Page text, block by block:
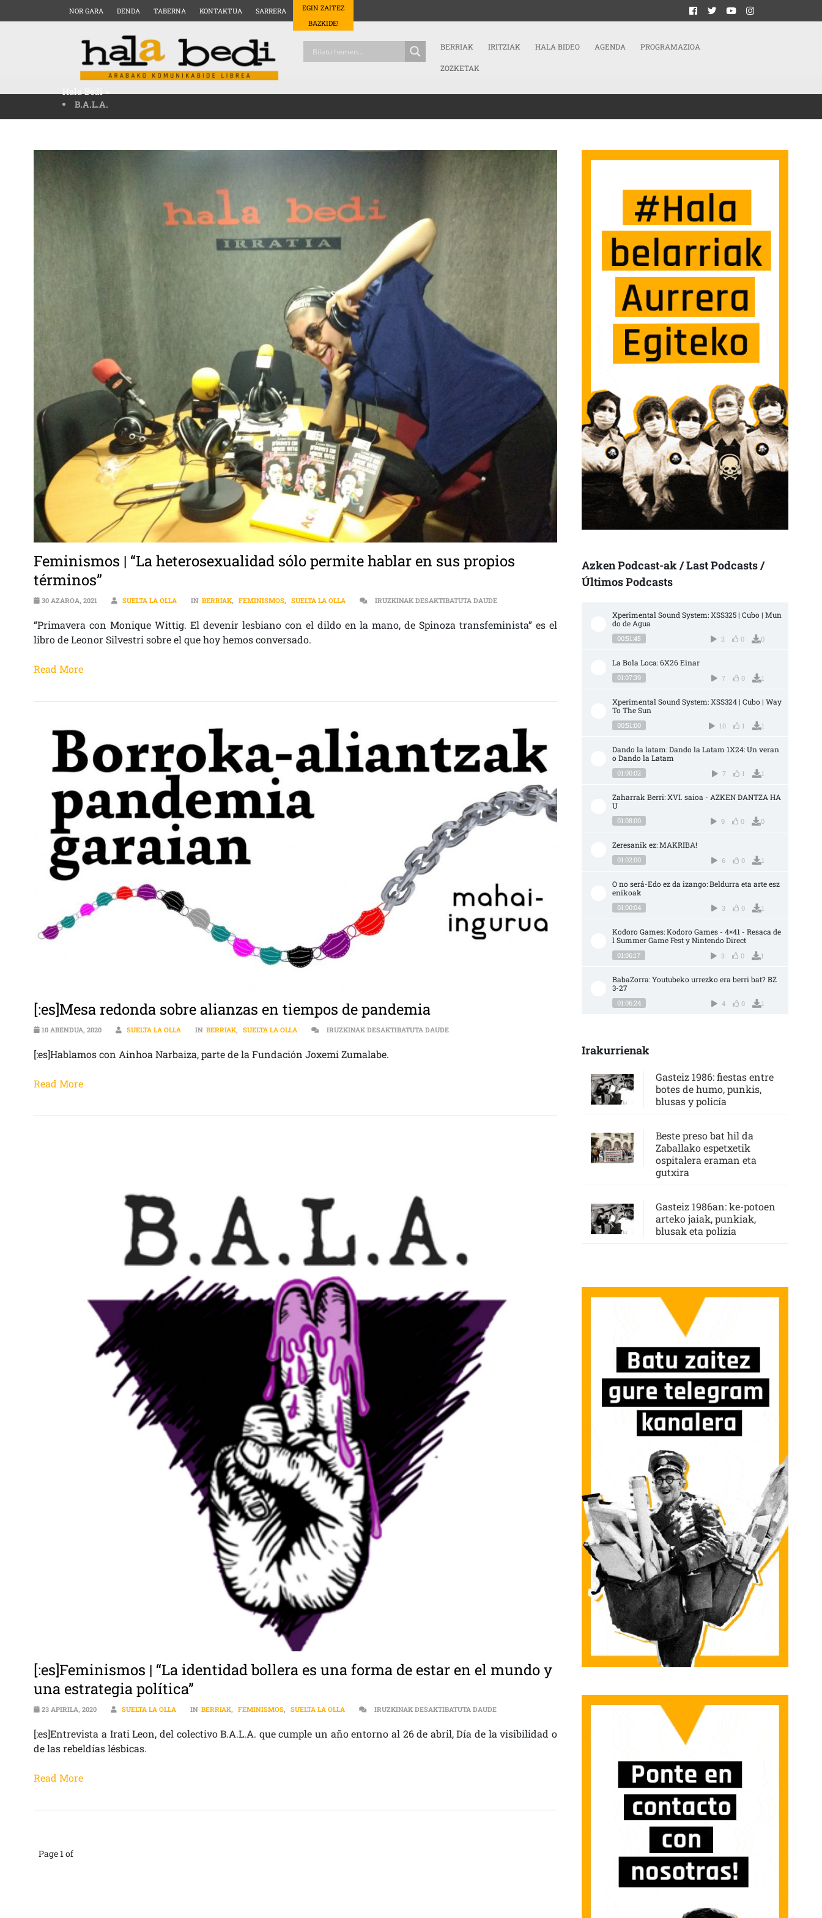
NOR GARA DENDA TABERNA KONTAKTUA SARRERA
EGIN ZAITEZ
BAZKIDE!
BERRIAK IRITZIAK HALA BIDEO AGENDA PROGRAMAZIOA
ZOZKETAK
Hala Bedi>
B.A.L.A.
Feminismos | “La heterosexualidad sólo permite hablar en sus propios
términos”
30 AZAROA, 2021 SUELTA LA OLLA IN BERRIAK, FEMINISMOS, SUELTA LA OLLA IRUZKINAK DESAKTIBATUTA DAUDEFEMINISMOS | “LA HETEROSEXUALIDAD SÓLO PERMITE HABLAR EN SUS PROPIOS TÉRMINOS”
“Primavera con Monique Wittig. El devenir lesbiano con el dildo en la mano, de Spinoza transfeminista” es el
libro de Leonor Silvestri sobre el que hoy hemos conversado.
Read More
[:es]Mesa redonda sobre alianzas en tiempos de pandemia
10 ABENDUA, 2020 SUELTA LA OLLA IN BERRIAK, SUELTA LA OLLA IRUZKINAK DESAKTIBATUTA DAUDE[:ES]MESA REDONDA SOBRE ALIANZAS EN TIEMPOS DE PANDEMIA SARRERAN
[:es]Hablamos con Ainhoa Narbaiza, parte de la Fundación Joxemi Zumalabe.
Read More
[:es]Feminismos | “La identidad bollera es una forma de estar en el mundo y
una estrategia política”
23 APIRILA, 2020 SUELTA LA OLLA IN BERRIAK, FEMINISMOS, SUELTA LA OLLA IRUZKINAK DESAKTIBATUTA DAUDE[:ES]FEMINISMOS | “LA IDENTIDAD BOLLERA ES UNA FORMA DE ESTAR EN EL MUNDO Y UNA
[:es]Entrevista a Irati Leon, del colectivo B.A.L.A. que cumple un año entorno al 26 de abril, Día de la visibilidad o
de las rebeldías lésbicas.
Read More
Page 1 of
Azken Podcast-ak / Last Podcasts /
Últimos Podcasts
Xperimental Sound System: XSS325 | Cubo | Mun
do de Agua
00:51:45 2 0 0
La Bola Loca: 6X26 Einar
01:07:39 7 0 1
Xperimental Sound System: XSS324 | Cubo | Way
To The Sun
00:51:00 10 1 1
Dando la latam: Dando la Latam 1X24: Un veran
o Dando la Latam
01:00:02 7 1 1
Zaharrak Berri: XVI. saioa - AZKEN DANTZA HA
U
01:08:00 9 0 0
Zeresanik ez: MAKRIBA!
01:02:00 6 0 1
O no será-Edo ez da izango: Beldurra eta arte esz
enikoak
01:00:04 3 0 1
Kodoro Games: Kodoro Games - 4×41 - Resaca de
l Summer Game Fest y Nintendo Direct
01:06:17 3 0 1
BabaZorra: Youtubeko urrezko era berri bat? BZ
3-27
01:06:24 4 0 1
Irakurrienak
Gasteiz 1986: fiestas entre
botes de humo, punkis,
blusas y policía
Beste preso bat hil da
Zaballako espetxetik
ospitalera eraman eta
gutxira
Gasteiz 1986an: ke-potoen
arteko jaiak, punkiak,
blusak eta polizia